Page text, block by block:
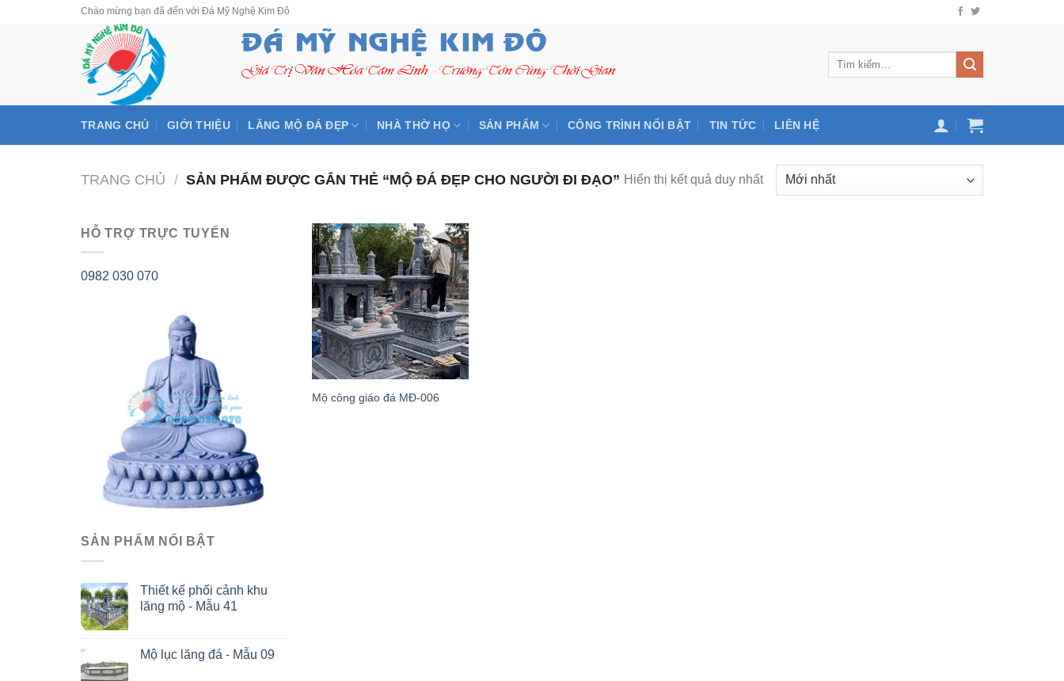
Chào mừng bạn đã đến với Đá Mỹ Nghệ Kim Đô
TRANG CHỦ GIỚI THIỆU LĂNG MỘ ĐÁ ĐẸP NHÀ THỜ HỌ SẢN PHẨM CÔNG TRÌNH NỔI BẬT TIN TỨC LIÊN HỆ
TRANG CHỦ / SẢN PHẨM ĐƯỢC GẮN THẺ “MỘ ĐÁ ĐẸP CHO NGƯỜI ĐI ĐẠO” Hiển thị kết quả duy nhất
HỖ TRỢ TRỰC TUYẾN
0982 030 070
SẢN PHẨM NỔI BẬT
Thiết kế phối cảnh khu
lăng mộ - Mẫu 41
Mộ lục lăng đá - Mẫu 09
Mộ công giáo đá MĐ-006